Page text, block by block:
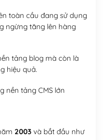
toàn cầu đang sử dụng
ngừng tăng lên hàng
tảng blog mà còn là
hiệu quả.
nền tảng CMS lớn
2003và bắt đầu như